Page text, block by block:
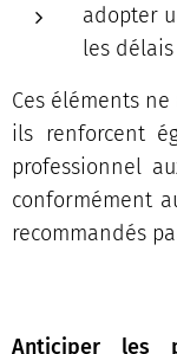
adopter
les
Ces éléments
ils renforcent
professionnel
conformément
recommandés
Anticiper les